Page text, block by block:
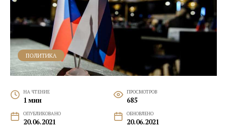
ПОЛИТИКА
НА ЧТЕНИЕ
1 мин
ПРОСМОТРОВ
685
ОПУБЛИКОВАНО
20.06.2021
ОБНОВЛЕНО
20.06.2021